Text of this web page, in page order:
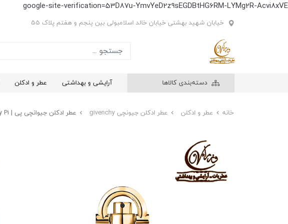
google-site-verification=53D87u-YmvYeD2z9sEGDBtHG6RM-LYMg2R-Acvi8xVE
خیابان شهید بهشتی خیابان خالد اسلامبولی بین پنجم و هفتم پلاک 55
دسته‌بندی کالاها آرایشی و بهداشتی عطر و ادکلن
خانه عطر و ادکلن عطر ادکلن جیونچی givenchy عطر ادکلن جیوانچی پی | Givenchy Pi